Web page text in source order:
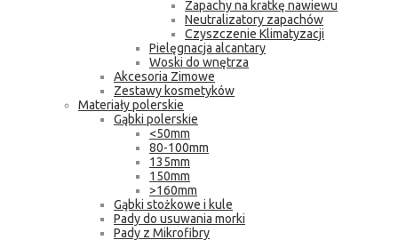
Zapachy na kratkę nawiewu
Neutralizatory zapachów
Czyszczenie Klimatyzacji
Pielęgnacja alcantary
Woski do wnętrza
Akcesoria Zimowe
Zestawy kosmetyków
Materiały polerskie
Gąbki polerskie
<50mm
80-100mm
135mm
150mm
>160mm
Gąbki stożkowe i kule
Pady do usuwania morki
Pady z Mikrofibry